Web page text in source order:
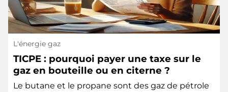
L'énergie gaz
TICPE : pourquoi payer une taxe sur le
gaz en bouteille ou en citerne ?
Le butane et le propane sont des gaz de pétrole